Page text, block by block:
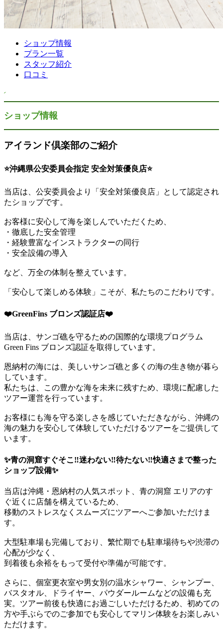
ショップ情報
プラン一覧
スタッフ紹介
口コミ
ショップ情報
アイランド倶楽部のご紹介
⭐️沖縄県公安委員会指定 安全対策優良店⭐️
当店は、公安委員会より「安全対策優良店」として認定され
たショップです。
お客様に安心して海を楽しんでいただくため、
・徹底した安全管理
・経験豊富なインストラクターの同行
・安全設備の導入
など、万全の体制を整えています。
「安心して楽しめる体験」こそが、私たちのこだわりです。
❤️GreenFins ブロンズ認証店❤️
当店は、サンゴ礁を守るための国際的な環境プログラム
Green Fins ブロンズ認証を取得しています。
恩納村の海には、美しいサンゴ礁と多くの海の生き物が暮ら
しています。
私たちは、この豊かな海を未来に残すため、環境に配慮した
ツアー運営を行っています。
お客様にも海を守る楽しさを感じていただきながら、沖縄の
海の魅力を安心して体験していただけるツアーをご提供して
います。
✨青の洞窟すぐそこ‼️迷わない‼️待たない‼️快適さまで整った
ショップ設備✨
当店は沖縄・恩納村の人気スポット、青の洞窟 エリアのす
ぐ近くに店舗を構えているため、
移動のストレスなくスムーズにツアーへご参加いただけま
す。
大型駐車場も完備しており、繁忙期でも駐車場待ちや渋滞の
心配が少なく、
到着後も余裕をもって受付や準備が可能です。
さらに、個室更衣室や男女別の温水シャワー、シャンプー、
バスタオル、ドライヤー、パウダールームなどの設備も充
実。ツアー前後も快適にお過ごしいただけるため、初めての
方や手ぶらでのご参加でも安心してマリン体験をお楽しみい
ただけます。